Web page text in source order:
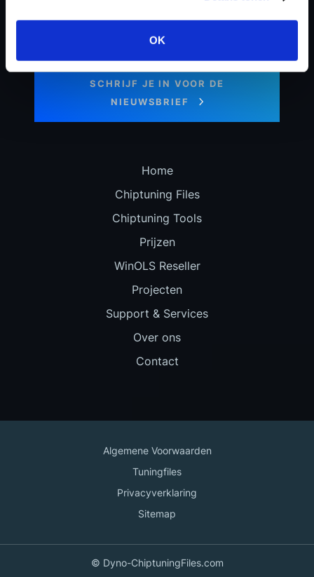
OK
Blijf op de hoogte van ons laatste
SCHRIJF JE IN VOOR DE
NIEUWSBRIEF
Home
Chiptuning Files
Chiptuning Tools
Prijzen
WinOLS Reseller
Projecten
Support & Services
Over ons
Contact
Algemene Voorwaarden
Tuningfiles
Privacyverklaring
Sitemap
© Dyno-ChiptuningFiles.com